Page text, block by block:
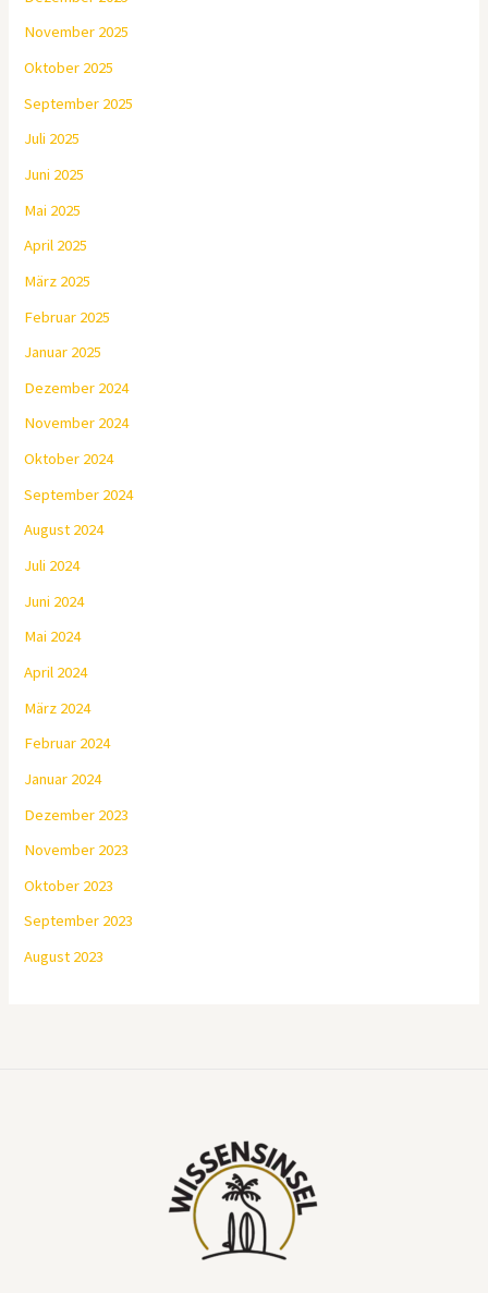
November 2025
Oktober 2025
September 2025
Juli 2025
Juni 2025
Mai 2025
April 2025
März 2025
Februar 2025
Januar 2025
Dezember 2024
November 2024
Oktober 2024
September 2024
August 2024
Juli 2024
Juni 2024
Mai 2024
April 2024
März 2024
Februar 2024
Januar 2024
Dezember 2023
November 2023
Oktober 2023
September 2023
August 2023